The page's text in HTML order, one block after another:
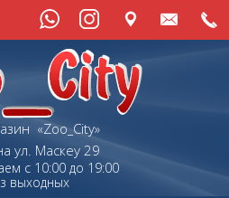
«Zoo_City»
ул. Маскеу29
с 10:00 до 19:00
выходных